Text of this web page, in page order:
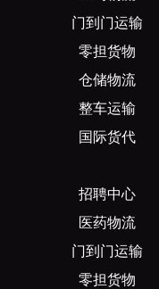
门到门运输
零担货物
仓储物流
整车运输
国际货代
招聘中心
医药物流
门到门运输
零担货物